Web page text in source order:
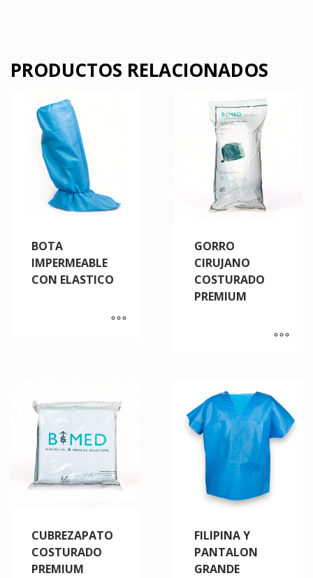
PRODUCTOS RELACIONADOS
BOTA
IMPERMEABLE
CON ELASTICO
GORRO
CIRUJANO
COSTURADO
PREMIUM
CUBREZAPATO
COSTURADO
PREMIUM
FILIPINA Y
PANTALON
GRANDE